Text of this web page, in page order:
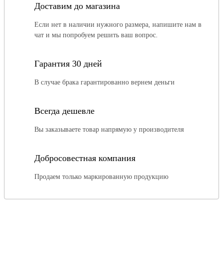
Доставим до магазина
Если нет в наличии нужного размера, напишите нам в
чат и мы попробуем решить ваш вопрос.
Гарантия 30 дней
В случае брака гарантированно вернем деньги
Всегда дешевле
Вы заказываете товар напрямую у производителя
Добросовестная компания
Продаем только маркированную продукцию